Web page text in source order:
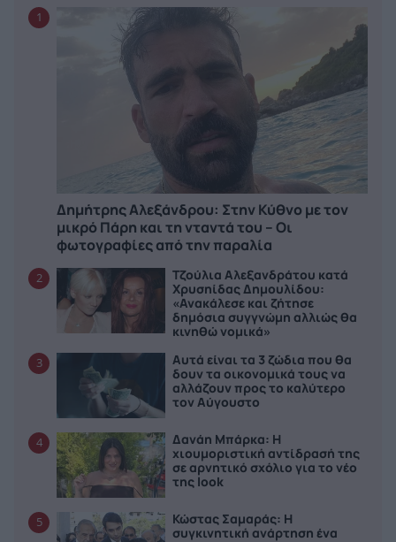
1
Δημήτρης Αλεξάνδρου: Στην Κύθνο με τον
μικρό Πάρη και τη νταντά του – Οι
φωτογραφίες από την παραλία
2
Τζούλια Αλεξανδράτου κατά
Χρυσηίδας Δημουλίδου:
«Ανακάλεσε και ζήτησε
δημόσια συγγνώμη αλλιώς θα
κινηθώ νομικά»
3
Αυτά είναι τα 3 ζώδια που θα
δουν τα οικονομικά τους να
αλλάζουν προς το καλύτερο
τον Αύγουστο
4
Δανάη Μπάρκα: Η
χιουμοριστική αντίδρασή της
σε αρνητικό σχόλιο για το νέο
της look
5
Κώστας Σαμαράς: Η
συγκινητική ανάρτηση ένα